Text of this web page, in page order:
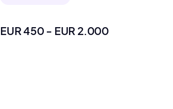
EUR 450 - EUR 2.000